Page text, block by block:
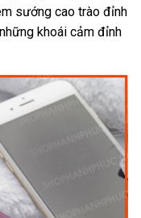
sướng cao trào đỉnh
Đài
những khoái cảm đỉnh